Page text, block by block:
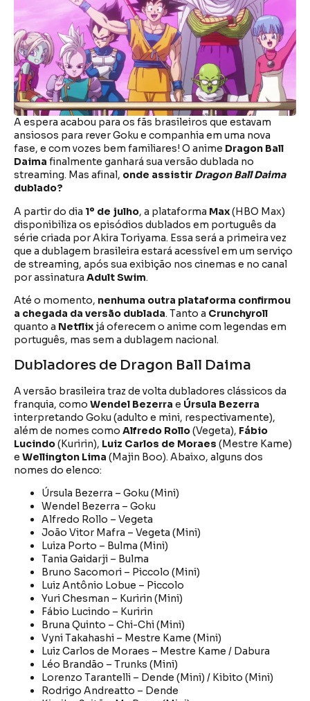
A espera acabou para os fãs brasileiros que estavam
ansiosos para rever Goku e companhia em uma nova
fase, e com vozes bem familiares! O anime Dragon Ball
Daima finalmente ganhará sua versão dublada no
streaming. Mas afinal, onde assistir Dragon Ball Daima
dublado?
A partir do dia 1º de julho, a plataforma Max(HBO Max)
disponibiliza os episódios dublados em português da
série criada por Akira Toriyama. Essa será a primeira vez
que a dublagem brasileira estará acessível em um serviço
de streaming, após sua exibição nos cinemas e no canal
por assinatura Adult Swim.
Até o momento, nenhuma outra plataforma confirmou
a chegada da versão dublada. Tanto a Crunchyroll
quanto a Netflix já oferecem o anime com legendas em
português, mas sem a dublagem nacional.
Dubladores de Dragon Ball Daima
A versão brasileira traz de volta dubladores clássicos da
franquia, como Wendel Bezerra e Úrsula Bezerra
interpretando Goku (adulto e mini, respectivamente),
além de nomes como Alfredo Rollo(Vegeta), Fábio
Lucindo(Kuririn), Luiz Carlos de Moraes (Mestre Kame)
e Wellington Lima (Majin Boo). Abaixo, alguns dos
nomes do elenco:
Úrsula Bezerra – Goku (Mini)
Wendel Bezerra – Goku
Alfredo Rollo – Vegeta
João Vitor Mafra – Vegeta (Mini)
Luiza Porto – Bulma (Mini)
Tania Gaidarji – Bulma
Bruno Sacomori – Piccolo (Mini)
Luiz Antônio Lobue – Piccolo
Yuri Chesman – Kuririn (Mini)
Fábio Lucindo – Kuririn
Bruna Quinto – Chi-Chi (Mini)
Vyni Takahashi – Mestre Kame (Mini)
Luiz Carlos de Moraes – Mestre Kame / Dabura
Léo Brandão – Trunks (Mini)
Lorenzo Tarantelli – Dende (Mini) / Kibito (Mini)
Rodrigo Andreatto – Dende